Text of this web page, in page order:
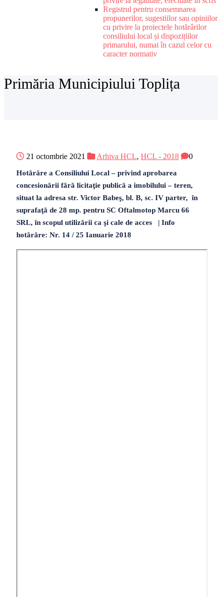
Registrul pentru consemnarea
propunerilor, sugestiilor sau opiniilor
cu privire la proiectele hotărârilor
consiliului local și dispozițiilor
primarului, numai în cazul celor cu
caracter normativ
Primăria Municipiului Toplița
21 octombrie 2021 Arhiva HCL, HCL - 2018 0
Hotărâre a Consiliului Local – privind aprobarea
concesionării fără licitaţie publică a imobilului – teren,
situat la adresa str. Victor Babeş, bl. B, sc. IV parter, în
suprafaţă de 28 mp. pentru SC Oftalmotop Marcu 66
SRL, în scopul utilizării ca şi cale de acces | Info
hotărâre: Nr. 14 / 25 Ianuarie 2018